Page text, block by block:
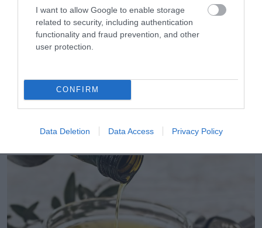
I want to allow Google to enable storage
related to security, including authentication
functionality and fraud prevention, and other
user protection.
CONFIRM
Data Deletion Data Access Privacy Policy
05.08.2026
Coca-Cola HBC: Aύξηση 7,5% του όγκου
πωλήσεων το α’ εξάμηνο